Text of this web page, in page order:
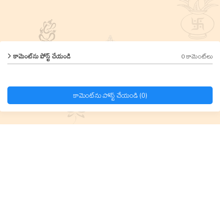
కామెంట్‌ను పోస్ట్ చేయండి 0 కామెంట్‌లు
కామెంట్‌ను పోస్ట్ చేయండి (0)